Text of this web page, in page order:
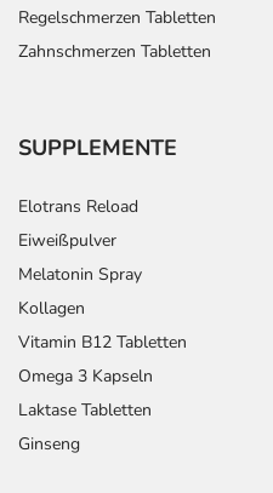
Regelschmerzen Tabletten
Zahnschmerzen Tabletten
SUPPLEMENTE
Elotrans Reload
Eiweißpulver
Melatonin Spray
Kollagen
Vitamin B12 Tabletten
Omega 3 Kapseln
Laktase Tabletten
Ginseng